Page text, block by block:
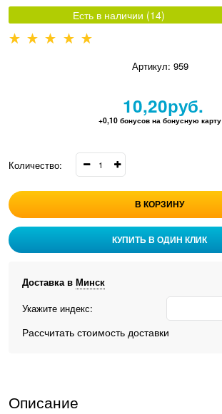
Есть в наличии (14)
Артикул: 959
10,20руб.
+0,10 бонусов на бонусную карту
Количество:
В КОРЗИНУ
КУПИТЬ В ОДИН КЛИК
Доставка в Минск
Укажите индекс:
Рассчитать стоимость доставки
Описание